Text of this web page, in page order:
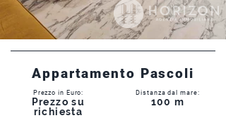
Appartamento Pascoli
Prezzo in Euro:
Prezzo su
richiesta
Distanza dal mare:
100 m